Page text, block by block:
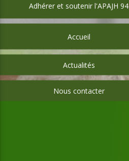
Adhérer et soutenir l'APAJH 94
Accueil
Actualités
Nous contacter